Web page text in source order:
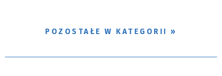
POZOSTAŁE W KATEGORII